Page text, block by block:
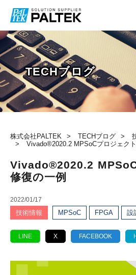
株式会社PALTEK TECHブログ
Vivado®2020.2 MPSoCプロジェク
TECHブログ
Vivado®2020.2
修復の一例
2022/01/17
技術情報 MPSoC FPGA 設
LINE X FACEBOOK